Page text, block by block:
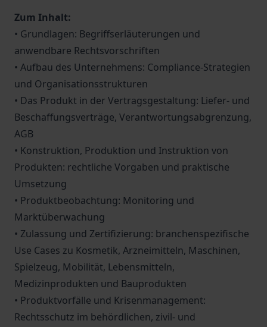
Zum Inhalt:
• Grundlagen: Begriffserläuterungen und
anwendbare Rechtsvorschriften
• Aufbau des Unternehmens: Compliance-Strategien
und Organisationsstrukturen
• Das Produkt in der Vertragsgestaltung: Liefer- und
Beschaffungsverträge, Verantwortungsabgrenzung,
AGB
• Konstruktion, Produktion und Instruktion von
Produkten: rechtliche Vorgaben und praktische
Umsetzung
• Produktbeobachtung: Monitoring und
Marktüberwachung
• Zulassung und Zertifizierung: branchenspezifische
Use Cases zu Kosmetik, Arzneimitteln, Maschinen,
Spielzeug, Mobilität, Lebensmitteln,
Medizinprodukten und Bauprodukten
• Produktvorfälle und Krisenmanagement:
Rechtsschutz im behördlichen, zivil- und